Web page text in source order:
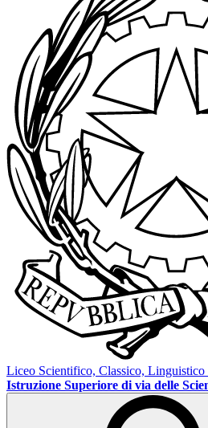
Liceo Scientifico, Classico, Linguistico
Istruzione Superiore di via delle